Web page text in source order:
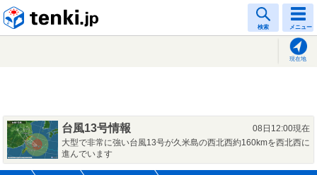
検索 メニュー
現在地
台風13号情報
08日12:00現在
大型で非常に強い台風13号が久米島の西北西約160kmを西北西に
進んでいます